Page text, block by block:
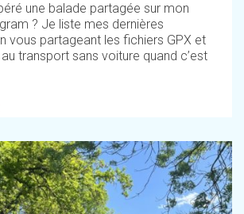
une balade partagée sur mon
? Je liste mes dernières
vous partageant les fichiers GPX et
transport sans voiture quand c’est